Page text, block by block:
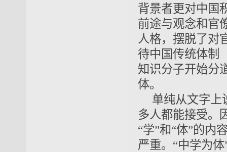
背景者更对中国
前途与观念和官
人格，摆脱了对
待中国传统体制
知识分子开始分
体。
单纯从文字
多人都能接受。
“学”和“体”的内
严重。“中学为